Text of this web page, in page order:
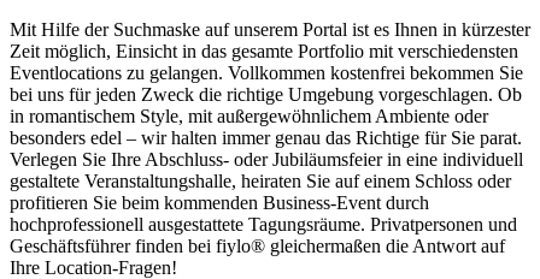
Mit Hilfe der Suchmaske auf unserem Portal ist es Ihnen in kürzester
Zeit möglich, Einsicht in das gesamte Portfolio mit verschiedensten
Eventlocations zu gelangen. Vollkommen kostenfrei bekommen Sie
bei uns für jeden Zweck die richtige Umgebung vorgeschlagen. Ob
in romantischem Style, mit außergewöhnlichem Ambiente oder
besonders edel – wir halten immer genau das Richtige für Sie parat.
Verlegen Sie Ihre Abschluss- oder Jubiläumsfeier in eine individuell
gestaltete Veranstaltungshalle, heiraten Sie auf einem Schloss oder
profitieren Sie beim kommenden Business-Event durch
hochprofessionell ausgestattete Tagungsräume. Privatpersonen und
Geschäftsführer finden bei fiylo® gleichermaßen die Antwort auf
Ihre Location-Fragen!